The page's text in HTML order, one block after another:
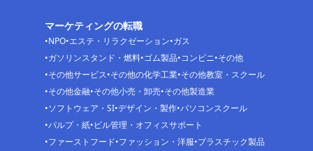
マーケティングの転職
NPO エステ・リラクゼーション ガス
ガソリンスタンド・燃料 ゴム製品 コンビニ その他
その他サービス その他の化学工業 その他教室・スクール
その他金融 その他小売・卸売 その他製造業
ソフトウェア・SI デザイン・製作 パソコンスクール
パルプ・紙 ビル管理・オフィスサポート
ファーストフード ファッション・洋服 プラスチック製品